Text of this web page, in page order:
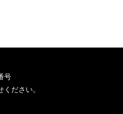
号
ださい。